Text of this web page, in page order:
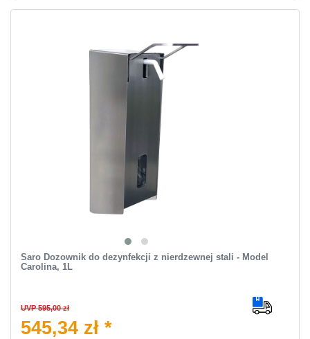
Saro Dozownik do dezynfekcji z nierdzewnej stali - Model
Carolina, 1L
UVP 595,00 zł
545,34 zł *